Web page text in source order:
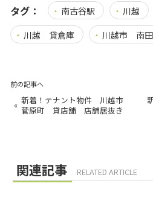
タグ： 南古谷駅 川越
川越 貸倉庫
川越市 南
前の記事へ
« 新着！テナント物件 川越市
菅原町 貸店舗 店舗居抜き
関連記事 RELATED ARTICLE